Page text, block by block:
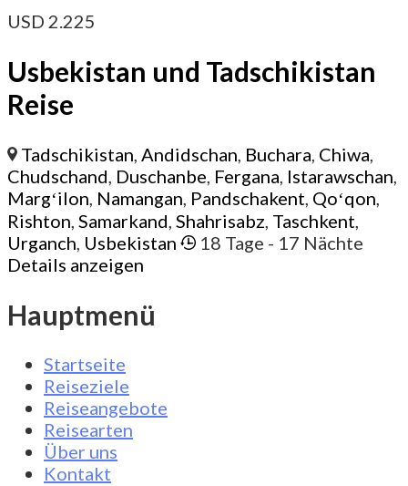
USD 2.225
Usbekistan und Tadschikistan
Reise
Tadschikistan Andidschan Buchara Chiwa
Chudschand Duschanbe Fergana Istarawschan
Margʻilon Namangan Pandschakent Qoʻqon
Rishton Samarkand Shahrisabz Taschkent
Urganch Usbekistan 18 Tage - 17 Nächte
Details anzeigen
Hauptmenü
Startseite
Reiseziele
Reiseangebote
Reisearten
Über uns
Kontakt